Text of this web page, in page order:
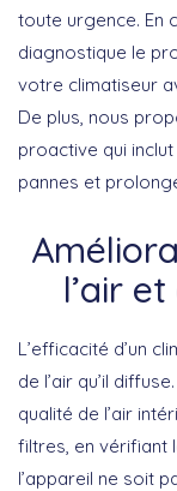
toute urgence. En
diagnostique le
votre climatiseur
De plus, nous
proactive qui
pannes et
l’air
L’efficacité d’un
de l’air qu’il
qualité de l’air
filtres, en vérifiant
l’appareil ne soit